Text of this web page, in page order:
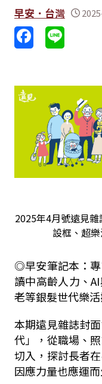
早安．台灣
2025年4月號遠見
設框、超
◎早安筆記本：
讀中高齡人力、
老等銀髮世代樂活
本期遠見雜誌封
代」，從職場、
切入，探討長者
因應力量也應運而